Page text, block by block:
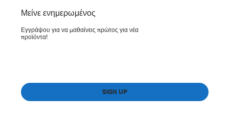
​Μείνε ενημερωμένος
Εγγράψου για να μαθαίνεις πρώτος για νέα
προϊόντα!
SIGN UP